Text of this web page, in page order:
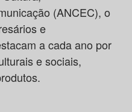
(ANCEC), o
e
a cada ano por
e sociais,